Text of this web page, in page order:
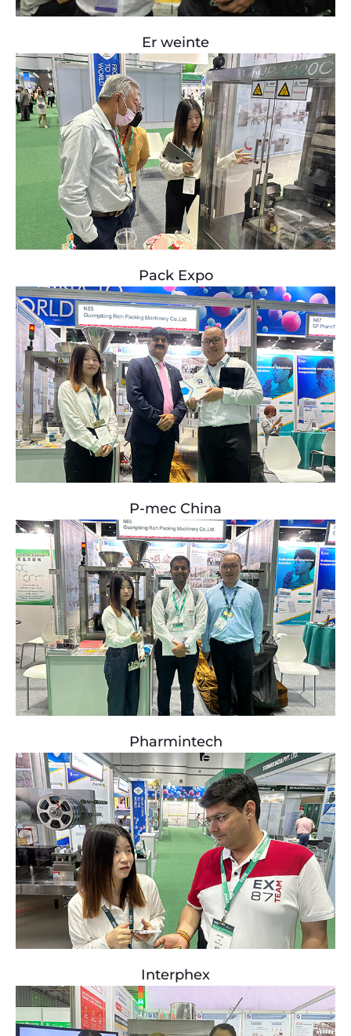
Er weinte
Pack Expo
P-mec China
Pharmintech
Interphex